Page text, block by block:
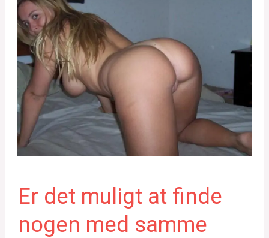
Er det muligt at finde
nogen med samme